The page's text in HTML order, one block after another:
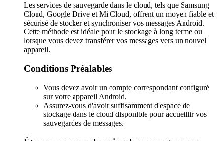
Les services de sauvegarde dans le cloud, tels que Samsung
Cloud, Google Drive et Mi Cloud, offrent un moyen fiable et
sécurisé de stocker et synchroniser vos messages Android.
Cette méthode est idéale pour le stockage à long terme ou
lorsque vous devez transférer vos messages vers un nouvel
appareil.
Conditions Préalables
Vous devez avoir un compte correspondant configuré
sur votre appareil Android.
Assurez-vous d'avoir suffisamment d'espace de
stockage dans le cloud disponible pour accueillir vos
sauvegardes de messages.